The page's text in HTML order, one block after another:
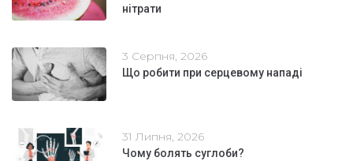
нітрати
3 Серпня, 2026
Що робити при серцевому нападі
31 Липня, 2026
Чому болять суглоби?